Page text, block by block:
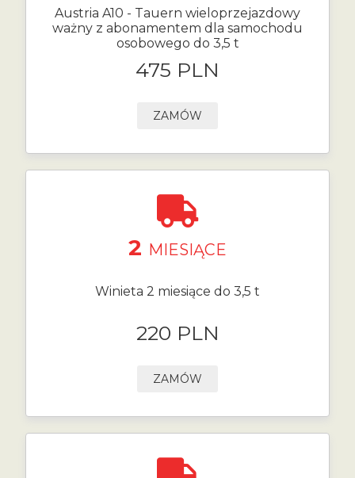
Austria A10 - Tauern wieloprzejazdowy
ważny z abonamentem dla samochodu
osobowego do 3,5 t
475 PLN
ZAMÓW
2 MIESIĄCE
Winieta 2 miesiące do 3,5 t
220 PLN
ZAMÓW